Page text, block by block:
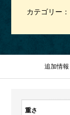
カテゴリー：
追加情報
重さ